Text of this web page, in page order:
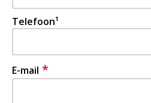
Telefoon¹
E-mail *